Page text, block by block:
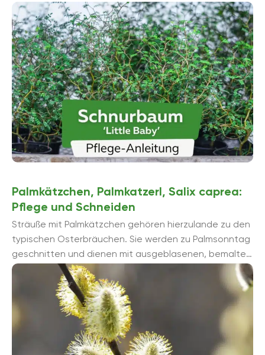
üppigen und farbintensiven Blütenpracht besonders
beliebt. Stark windende Zweige ...
Palmkätzchen, Palmkatzerl, Salix caprea:
Pflege und Schneiden
Sträuße mit Palmkätzchen gehören hierzulande zu den
typischen Osterbräuchen. Sie werden zu Palmsonntag
geschnitten und dienen mit ausgeblasenen, bemalten
Eiern als Osterdeko. Aber nicht nur ...